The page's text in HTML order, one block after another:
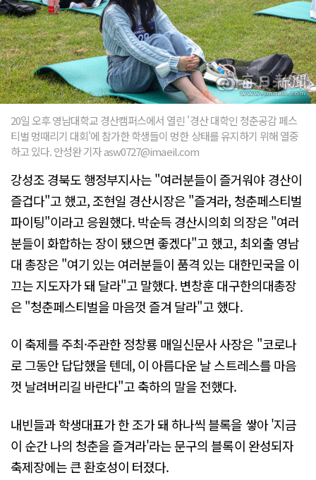
20일 오후 영남대학교 경산캠퍼스에서 열린 '경산 대학인 청춘공감 페스
티벌 멍때리기 대회'에 참가한 학생들이 멍한 상태를 유지하기 위해 열중
하고 있다. 안성완 기자 asw0727@imaeil.com
강성조 경북도 행정부지사는 "여러분들이 즐거워야 경산이
즐겁다"고 했고, 조현일 경산시장은 "즐겨라, 청춘페스티벌
파이팅"이라고 응원했다. 박순득 경산시의회 의장은 "여러
분들이 화합하는 장이 됐으면 좋겠다"고 했고, 최외출 영남
대 총장은 "여기 있는 여러분들이 품격 있는 대한민국을 이
끄는 지도자가 돼 달라"고 말했다. 변창훈 대구한의대총장
은 "청춘페스티벌을 마음껏 즐겨 달라"고 했다.
이 축제를 주최·주관한 정창룡 매일신문사 사장은 "코로나
로 그동안 답답했을 텐데, 이 아름다운 날 스트레스를 마음
껏 날려버리길 바란다"고 축하의 말을 전했다.
내빈들과 학생대표가 한 조가 돼 하나씩 블록을 쌓아 '지금
이 순간 나의 청춘을 즐겨라'라는 문구의 블록이 완성되자
축제장에는 큰 환호성이 터졌다.